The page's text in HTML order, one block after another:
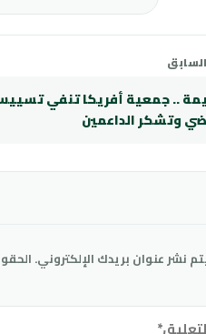
.. جمعية أفريكا تنفي
وتشكر الداعمين
نشر عنوان بريدك الإلكتروني.